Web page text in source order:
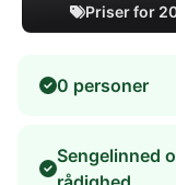
Priser for
0 personer
Sengelinned